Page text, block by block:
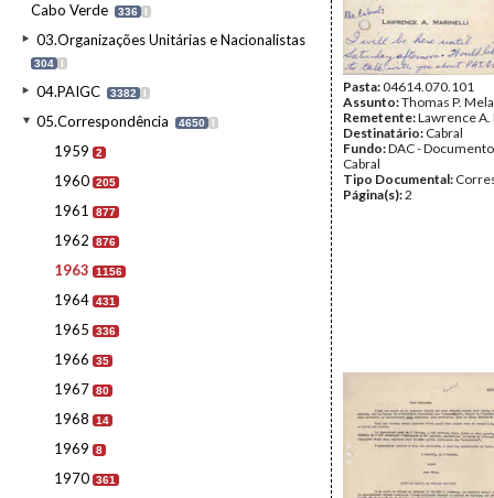
Cabo Verde
336 I
03.Organizações Unitárias e Nacionalistas
304 I
04.PAIGC 3382 I
05.Correspondência 4650 I
1959 2
1960 205
1961 877
1962 876
1963 1156
1964 431
1965 336
1966 35
1967 80
1968 14
1969 8
1970 361
Pasta:04614.070.101
Assunto:Thomas P.
Remetente:Lawrence
Destinatário: Cabral
Fundo:DAC -
Cabral
Tipo Documental:
Página(s):2